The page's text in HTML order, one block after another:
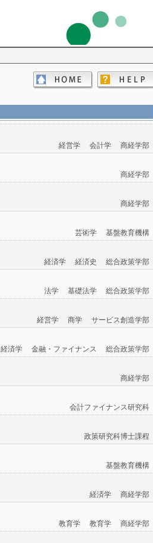
経営学 会計学 商経学部
商経学部
商経学部
芸術学 基盤教育機構
経済学 経済史 総合政策学部
法学 基礎法学 総合政策学部
経営学 商学 サービス創造学部
経済学 金融・ファイナンス 総合政策学部
商経学部
会計ファイナンス研究科
政策研究科博士課程
基盤教育機構
経済学 商経学部
教育学 教育学 商経学部